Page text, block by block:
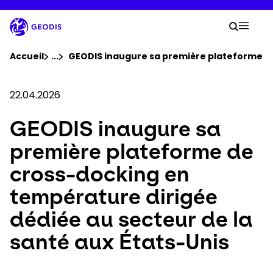
au
contenu
principal
Groupe
Newsroom
Localisations
Suivre un envoi
Accueil ...Voir tous les éléments du fil d'ariane
GEODIS inaugure sa première plateforme
22.04.2026
GEODIS inaugure sa
première plateforme de
cross-docking en
température dirigée
dédiée au secteur de la
santé aux États-Unis